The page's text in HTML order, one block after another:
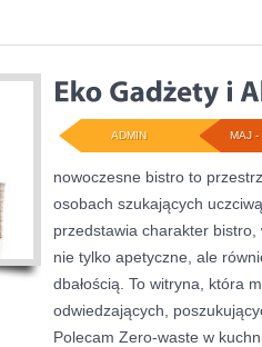
MAJ -
ADMIN
nowoczesne bistro to
osobach szukających
przedstawia charakter bistro,
nie tylko apetyczne, ale
dbałością. To witryna, która
odwiedzających,
Polecam Zero-waste w